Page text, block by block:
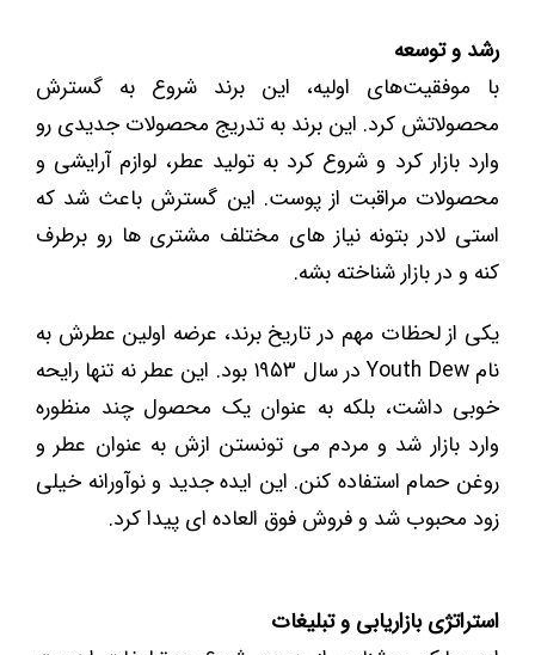
رشد و توسعه
با موفقیت‌های اولیه، این برند شروع به گسترش
محصولاتش کرد. این برند به‌ تدریج محصولات جدیدی رو
وارد بازار کرد و شروع کرد به تولید عطر، لوازم آرایشی و
محصولات مراقبت از پوست. این گسترش باعث شد که
استی لادر بتونه نیاز های مختلف مشتری ‌ها رو برطرف
کنه و در بازار شناخته بشه.
یکی از لحظات مهم در تاریخ برند، عرضه اولین عطرش به
نام Youth Dew در سال ۱۹۵۳ بود. این عطر نه تنها رایحه
خوبی داشت، بلکه به عنوان یک محصول چند منظوره
وارد بازار شد و مردم می تونستن ازش به عنوان عطر و
روغن حمام استفاده کنن. این ایده جدید و نوآورانه خیلی
زود محبوب شد و فروش فوق‌ العاده ‌ای پیدا کرد.
استراتژی بازاریابی و تبلیغات